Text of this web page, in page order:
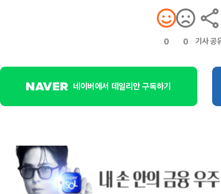
0 0 기사 공
네이버에서 데일리안 구독하기